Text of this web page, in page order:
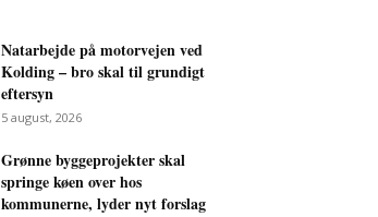
Natarbejde på motorvejen ved
Kolding – bro skal til grundigt
eftersyn
5 august, 2026
Grønne byggeprojekter skal
springe køen over hos
kommunerne, lyder nyt forslag